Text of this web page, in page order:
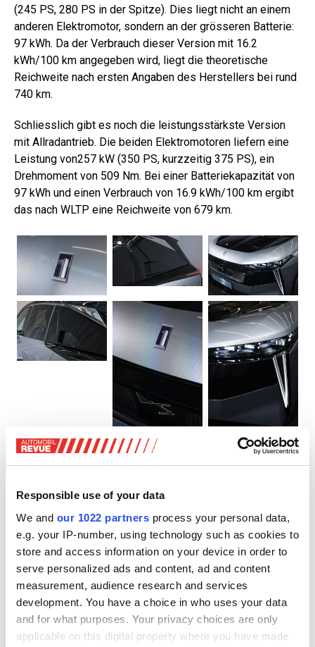
Responsible use of your data
We and our 1022 partners process your personal data,
e.g. your IP-number, using technology such as cookies to
store and access information on your device in order to
serve personalized ads and content, ad and content
measurement, audience research and services
development. You have a choice in who uses your data
and for what purposes. Your privacy choices are only
applicable on this digital property where you have made
(245 PS, 280 PS in der Spitze). Dies liegt nicht an einem
anderen Elektromotor, sondern an der grösseren Batterie:
97 kWh. Da der Verbrauch dieser Version mit 16.2
kWh/100 km angegeben wird, liegt die theoretische
Reichweite nach ersten Angaben des Herstellers bei rund
740 km.
Schliesslich gibt es noch die leistungsstärkste Version
mit Allradantrieb. Die beiden Elektromotoren liefern eine
Leistung von257 kW (350 PS, kurzzeitig 375 PS), ein
Drehmoment von 509 Nm. Bei einer Batteriekapazität von
97 kWh und einen Verbrauch von 16.9 kWh/100 km ergibt
das nach WLTP eine Reichweite von 679 km.
DS N°7. Zum Vergrössern anklicken!
bietet 560 Liter Kofferraum
Die Länge des neuen DS N°7 beträgt 4.66 Meter, das sind
sieben Zentimeter mehr als beim Modell der ersten
Generation. Eine Weiterentwicklung, die ihm auch in
praktischer Hinsicht Vorteile verschafft.
So sorgt der um fünf Zentimeter verlängerte Radstand für
mehr Platz auf den Rücksitzen. Das Kofferraumvolumen